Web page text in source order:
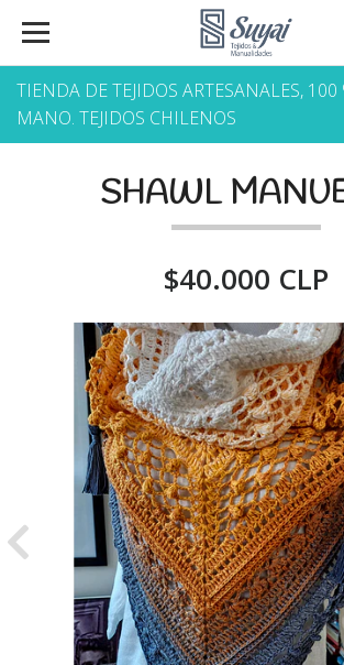
TIENDA DE TEJIDOS ARTESANALES, 100
MANO. TEJIDOS CHILENOS
SHAWL
$40.000 CLP
Previous